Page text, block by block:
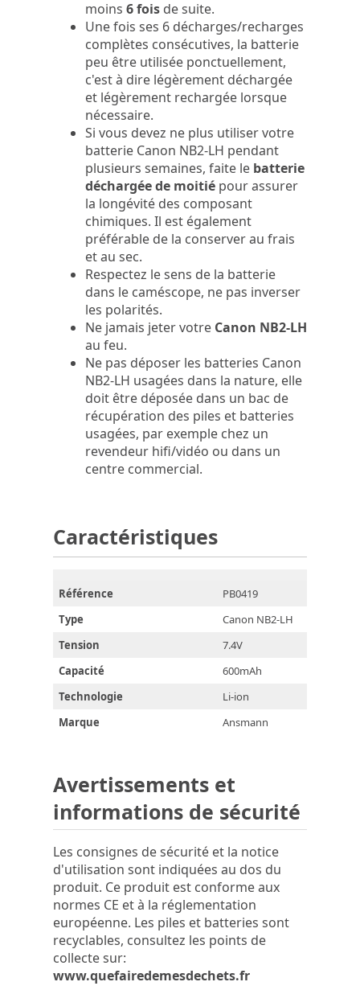
moins 6 fois de suite.
Une fois ses 6 décharges/recharges
complètes consécutives, la batterie
peu être utilisée ponctuellement,
c'est à dire légèrement déchargée
et légèrement rechargée lorsque
nécessaire.
Si vous devez ne plus utiliser votre
batterie Canon NB2-LH pendant
plusieurs semaines, faite le batterie
déchargée de moitié pour assurer
la longévité des composant
chimiques. Il est également
préférable de la conserver au frais
et au sec.
Respectez le sens de la batterie
dans le caméscope, ne pas inverser
les polarités.
Ne jamais jeter votre Canon NB2-LH
au feu.
Ne pas déposer les batteries Canon
NB2-LH usagées dans la nature, elle
doit être déposée dans un bac de
récupération des piles et batteries
usagées, par exemple chez un
revendeur hifi/vidéo ou dans un
centre commercial.
Caractéristiques
Référence
PB0419
Type
Canon NB2-LH
Tension
7.4V
Capacité
600mAh
Technologie
Li-ion
Marque
Ansmann
Avertissements et
informations de sécurité
Les consignes de sécurité et la notice
d'utilisation sont indiquées au dos du
produit. Ce produit est conforme aux
normes CE et à la réglementation
européenne. Les piles et batteries sont
recyclables, consultez les points de
collecte sur:
www.quefairedemesdechets.fr